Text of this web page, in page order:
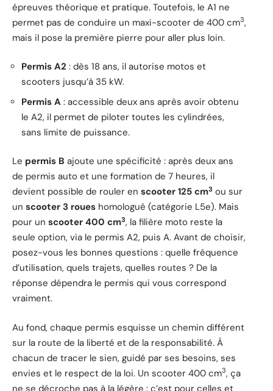
épreuves théorique et pratique. Toutefois, le A1 ne
permet pas de conduire un maxi-scooter de 400 cm3,
mais il pose la première pierre pour aller plus loin.
Permis A2 : dès 18 ans, il autorise motos et
scooters jusqu’à 35 kW.
Permis A : accessible deux ans après avoir obtenu
le A2, il permet de piloter toutes les cylindrées,
sans limite de puissance.
Le permis B ajoute une spécificité : après deux ans
de permis auto et une formation de 7 heures, il
devient possible de rouler en scooter 125 cm3 ou sur
un scooter 3 roues homologué (catégorie L5e). Mais
pour un scooter 400 cm3, la filière moto reste la
seule option, via le permis A2, puis A. Avant de choisir,
posez-vous les bonnes questions : quelle fréquence
d’utilisation, quels trajets, quelles routes ? De la
réponse dépendra le permis qui vous correspond
vraiment.
Au fond, chaque permis esquisse un chemin différent
sur la route de la liberté et de la responsabilité. À
chacun de tracer le sien, guidé par ses besoins, ses
envies et le respect de la loi. Un scooter 400 cm3, ça
ne se décroche pas à la légère : c’est pour celles et